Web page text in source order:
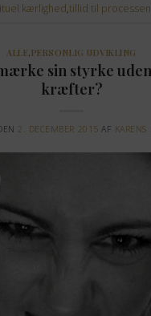
kærlighed,tillid til processen
ALLE,PERSONLIG UDVIKLING
sin styrke
kræfter?
2. DECEMBER 2015 AF KARENS